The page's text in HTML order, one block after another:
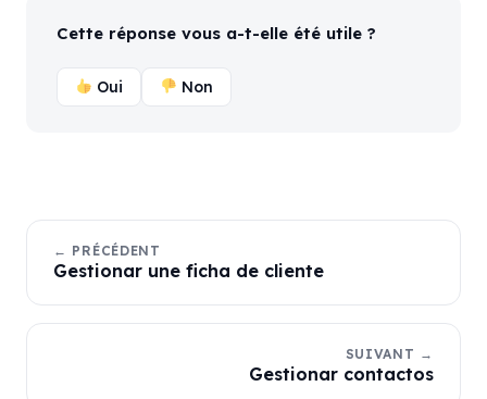
Cette réponse vous a-t-elle été utile ?
Oui Non
← PRÉCÉDENT
Gestionar une ficha de cliente
SUIVANT →
Gestionar contactos